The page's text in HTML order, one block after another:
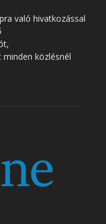
való hivatkozással
közlésnél